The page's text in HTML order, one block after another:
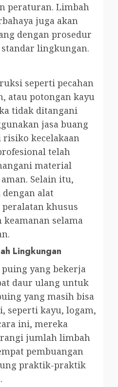
peraturan. Limbah
juga akan
dengan prosedur
lingkungan.
seperti pecahan
atau potongan kayu
tidak ditangani
jasa buang
kecelakaan
telah
material
Selain itu,
alat
khusus
selama
Lingkungan
puing yang bekerja
daur ulang untuk
yang masih bisa
seperti kayu, logam,
ini, mereka
jumlah limbah
pembuangan
praktik-praktik